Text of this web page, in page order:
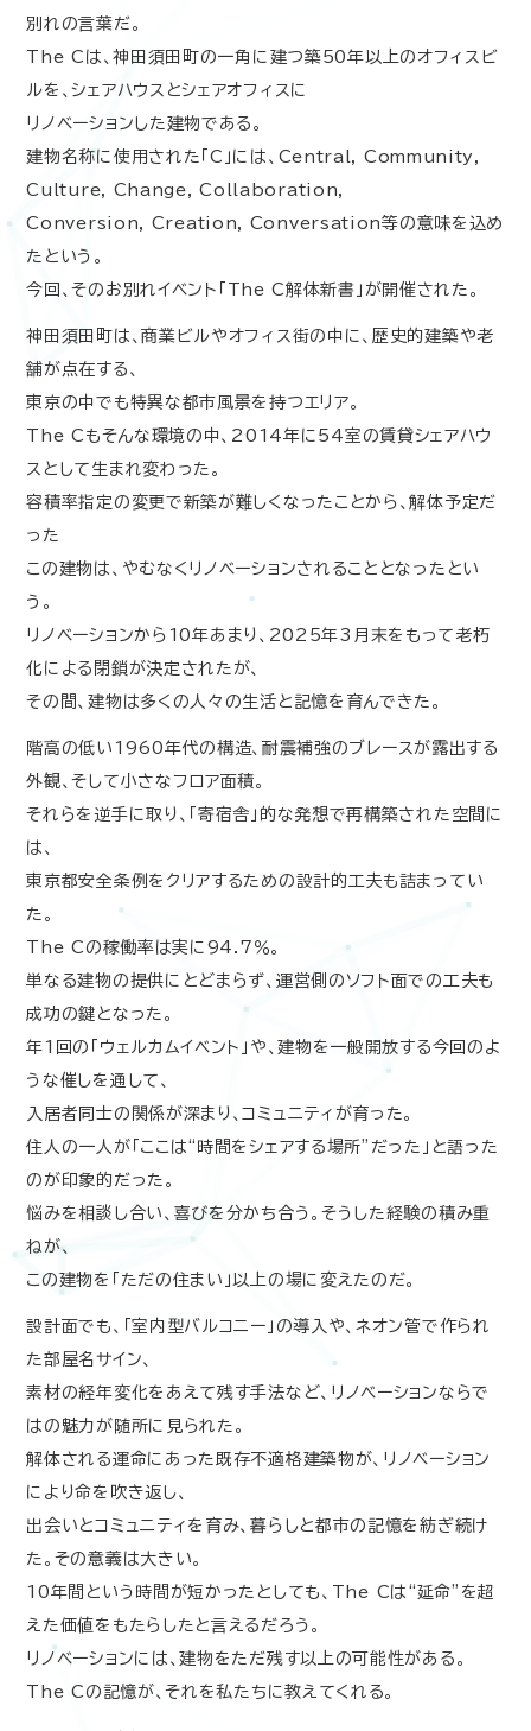
別れの言葉だ。
The C は、神田須田町の一角に建つ築50年以上のオフィスビ
ルを、シェアハウスとシェアオフィスに
リノベーションした建物である。
建物名称に使用された「C」には、Central, Community,
Culture, Change, Collaboration,
Conversion, Creation, Conversation等の意味を込め
たという。
今回、そのお別れイベント「
The C解体新書」が開催された。
神田須田町は、商業ビルやオフィス街の中に、歴史的建築や老
舗が点在する、
東京の中でも特異な都市風景を持つエリア。
The C もそんな環境の中、 2014年に 54室の賃貸シェアハウ
スとして生まれ変わった。
容積率指定の変更で新築が難しくなったことから、解体予定だ
った
この建物は、やむなくリノベーションされることとなったとい
う。
リノベーションから 10年あまり、 2025年3 月末をもって老朽
化による閉鎖が決定されたが、
その間、建物は多くの人々の生活と記憶を育んできた。
階高の低い 1960年代の構造、耐震補強のブレースが露出する
外観、そして小さなフロア面積。
それらを逆手に取り、「寄宿舎」的な発想で再構築された空間に
は、
東京都安全条例をクリアするための設計的工夫も詰まってい
た。
The C の稼働率は実に 94.7 ％。
単なる建物の提供にとどまらず、運営側のソフト面での工夫も
成功の鍵となった。
年1
回の「ウェルカムイベント」や、建物を一般開放する今回のよ
うな催しを通して、
入居者同士の関係が深まり、コミュニティが育った。
住人の一人が「ここは“ 時間をシェアする場所” だった」と語った
のが印象的だった。
悩みを相談し合い、喜びを分かち合う。そうした経験の積み重
ねが、
この建物を「ただの住まい」以上の場に変えたのだ。
設計面でも、「室内型バルコニー」の導入や、ネオン管で作られ
た部屋名サイン、
素材の経年変化をあえて残す手法など、リノベーションならで
はの魅力が随所に見られた。
解体される運命にあった既存不適格建築物が、リノベーション
により命を吹き返し、
出会いとコミュニティを育み、暮らしと都市の記憶を紡ぎ続け
た。その意義は大きい。
10年間という時間が短かったとしても、 The Cは “ 延命” を超
えた価値をもたらしたと言えるだろう。
リノベーションには、建物をただ残す以上の可能性がある。
The C の記憶が、それを私たちに教えてくれる。